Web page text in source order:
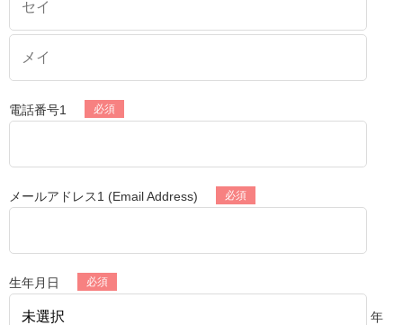
電話番号1
メールアドレス1 (Email Address)
生年月日
年